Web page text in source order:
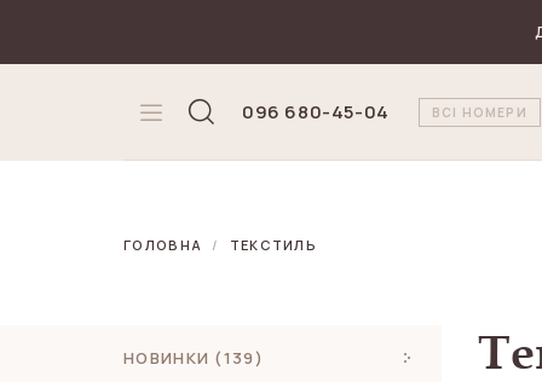
096 680-45-04 ВСІ НОМЕРИ
ГОЛОВНА ТЕКСТИЛЬ
НОВИНКИ (139)